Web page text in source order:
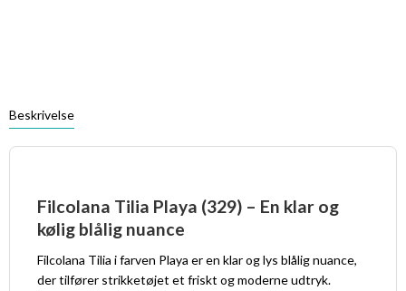
Beskrivelse
Filcolana Tilia Playa (329) – En klar og
kølig blålig nuance
Filcolana Tilia i farven Playa er en klar og lys blålig nuance,
der tilfører strikketøjet et friskt og moderne udtryk.